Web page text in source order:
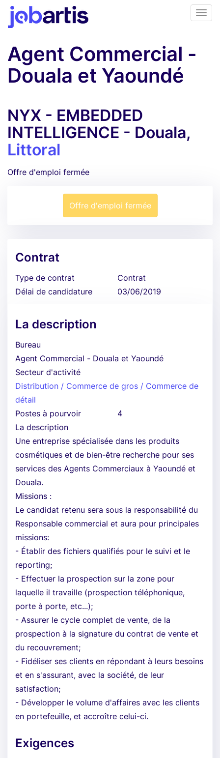
Agent Commercial -
Douala et Yaoundé
NYX - EMBEDDED
INTELLIGENCE - Douala,
Littoral
Offre d'emploi fermée
Offre d'emploi fermée
Contrat
Type de contrat
Contrat
Délai de candidature
03/06/2019
La description
Bureau
Agent Commercial - Douala et Yaoundé
Secteur d'activité
Distribution / Commerce de gros / Commerce de
détail
Postes à pourvoir
4
La description
Une entreprise spécialisée dans les produits
cosmétiques et de bien-être recherche pour ses
services des Agents Commerciaux à Yaoundé et
Douala.
Missions :
Le candidat retenu sera sous la responsabilité du
Responsable commercial et aura pour principales
missions:
- Établir des fichiers qualifiés pour le suivi et le
reporting;
- Effectuer la prospection sur la zone pour
laquelle il travaille (prospection téléphonique,
porte à porte, etc...);
- Assurer le cycle complet de vente, de la
prospection à la signature du contrat de vente et
du recouvrement;
- Fidéliser ses clients en répondant à leurs besoins
et en s'assurant, avec la société, de leur
satisfaction;
- Développer le volume d'affaires avec les clients
en portefeuille, et accroître celui-ci.
Exigences